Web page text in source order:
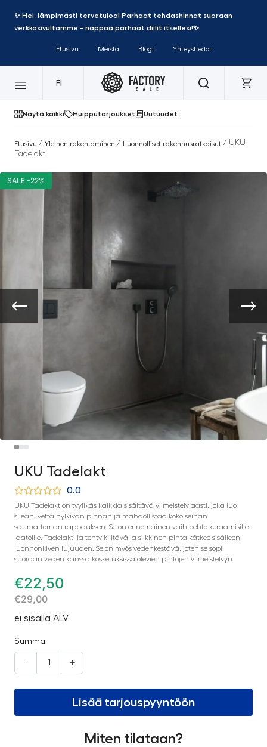
✨ Hei, lämpimästi tervetuloa! Parhaat tehdashinnat suoraan
verkkosivultamme - nappaa parhaat diilit itsellesi!✨
Etusivu Meistä Blogi Yhteystiedot
FI
Näytä kaikki Huipputarjoukset Uutuudet
Etusivu / Yleinen rakentaminen / Luonnolliset rakennusratkaisut / UKU
Tadelakt
SALE -22%
UKU Tadelakt
0.0
UKU Tadelakt on tyylikäs kalkkia sisältävä viimeistelylaasti, joka luo
sileän, vettä hylkivän pinnan ja mahdollistaa koko seinän
saumattoman rappauksen. Se on erinomainen vaihtoehto keraamisille
laatoille. Tadelaktilla tehty kiiltävä ja silkkinen pinta kätkee sisälleen
luonnonkiven lujuuden. Se on myös vedenkestävä, joten se sopii
suoraan veden kanssa kosketuksissa olevien pintojen viimeistelyyn.
€22,50
€29,00
ei sisällä ALV
Summa
- +
Lisää tarjouspyyntöön
Miten tilataan?